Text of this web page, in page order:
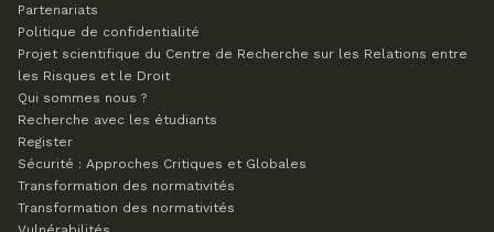
Partenariats
Politique de confidentialité
Projet scientifique du Centre de Recherche sur les Relations entre
les Risques et le Droit
Qui sommes nous ?
Recherche avec les étudiants
Register
Sécurité : Approches Critiques et Globales
Transformation des normativités
Transformation des normativités